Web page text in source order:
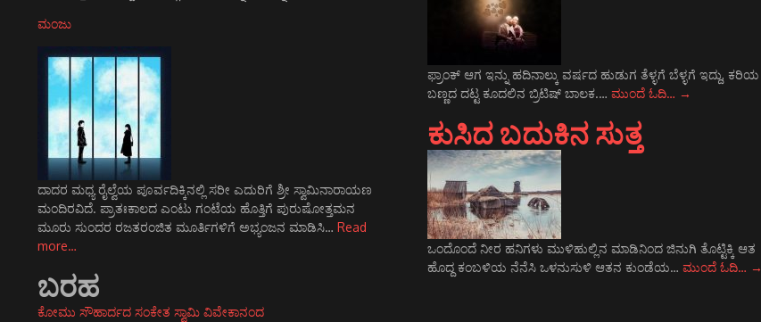
ಮಂಜು
ದಾದರ ಮಧ್ಯ ರೈಲ್ವೆಯ ಪೂರ್ವದಿಕ್ಕಿನಲ್ಲಿ ಸರೀ ಎದುರಿಗೆ ಶ್ರೀ ಸ್ವಾಮಿನಾರಾಯಣ
ಮಂದಿರವಿದೆ. ಪ್ರಾತಃಕಾಲದ ಎಂಟು ಗಂಟೆಯ ಹೊತ್ತಿಗೆ ಪುರುಷೋತ್ತಮನ
ಮೂರು ಸುಂದರ ರಜತರಂಜಿತ ಮೂರ್ತಿಗಳಿಗೆ ಅಭ್ಯಂಜನ ಮಾಡಿಸಿ… Read
more…
ಬರಹ
ಕೋಮು ಸೌಹಾರ್ದದ ಸಂಕೇತ ಸ್ವಾಮಿ ವಿವೇಕಾನಂದ
ಫ್ರಾಂಕ್ ಆಗ ಇನ್ನು ಹದಿನಾಲ್ಕು ವರ್ಷದ ಹುಡುಗ ತೆಳ್ಳಗೆ ಬೆಳ್ಳಗೆ ಇದ್ದು, ಕರಿಯ
ಬಣ್ಣದ ದಟ್ಟ ಕೂದಲಿನ ಬ್ರಿಟಿಷ್ ಬಾಲಕ.… ಮುಂದೆ ಓದಿ… →
ಕುಸಿದ ಬದುಕಿನ ಸುತ್ತ
ಒಂದೊಂದೆ ನೀರ ಹನಿಗಳು ಮುಳಿಹುಲ್ಲಿನ ಮಾಡಿನಿಂದ ಜಿನುಗಿ ತೊಟ್ಟಿಕ್ಕಿ ಆತ
ಹೊದ್ದ ಕಂಬಳಿಯ ನೆನೆಸಿ ಒಳನುಸುಳಿ ಆತನ ಕುಂಡೆಯ… ಮುಂದೆ ಓದಿ… →